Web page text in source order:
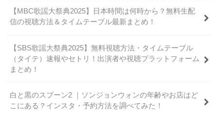
【MBC歌謡大祭典2025】日本時間は何時から？無料生配
信の視聴方法＆タイムテーブル最新まとめ！
【SBS歌謡大祭典2025】無料視聴方法・タイムテーブル
（タイテ）速報やセトリ！出演者や視聴プラットフォーム
まとめ！
白と黒のスプーン2 ｜ソンジョンウォンの年齢やお店はど
こにある？インスタ・予約方法を調べてみた！